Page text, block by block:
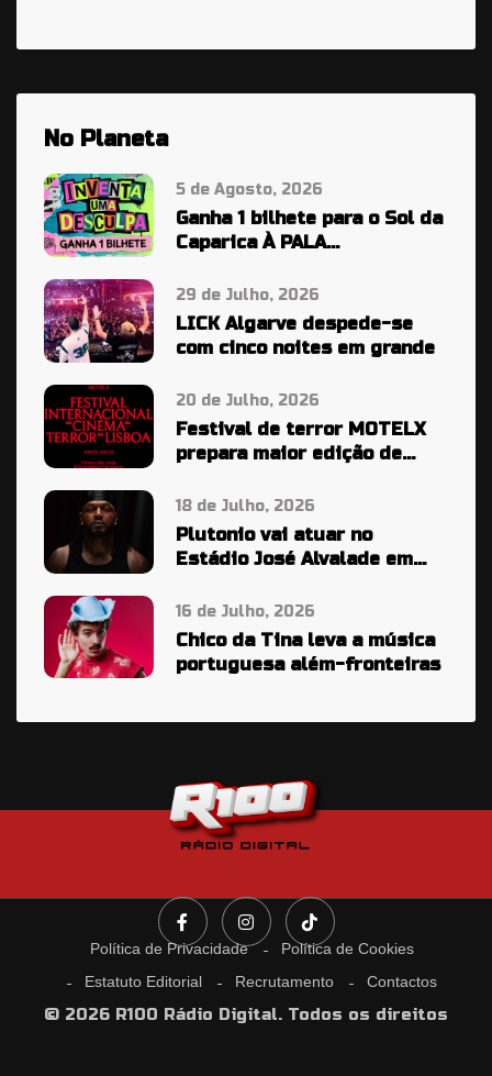
No Planeta
5 de Agosto, 2026
Ganha 1 bilhete para o Sol da
Caparica À PALA…
29 de Julho, 2026
LICK Algarve despede-se
com cinco noites em grande
20 de Julho, 2026
Festival de terror MOTELX
prepara maior edição de
18 de Julho, 2026
Plutonio vai atuar no
Estádio José Alvalade em
16 de Julho, 2026
Chico da Tina leva a música
portuguesa além-fronteiras
Política de Privacidade
Política de Cookies
Estatuto Editorial
Recrutamento Contactos
© 2026 R100 Rádio Digital. Todos os direitos